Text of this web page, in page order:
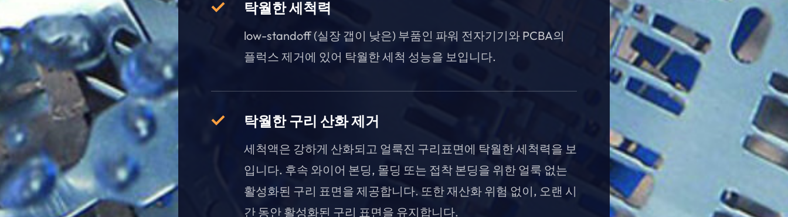
탁월한 세척력
low-standoff (실장 갭이 낮은) 부품인 파워 전자기기와 PCBA의
플럭스 제거에 있어 탁월한 세척 성능을 보입니다.
탁월한 구리 산화 제거
세척액은 강하게 산화되고 얼룩진 구리표면에 탁월한 세척력을 보
입니다. 후속 와이어 본딩, 몰딩 또는 접착 본딩을 위한 얼룩 없는
활성화된 구리 표면을 제공합니다. 또한 재산화 위험 없이, 오랜 시
간 동안 활성화된 구리 표면을 유지합니다.